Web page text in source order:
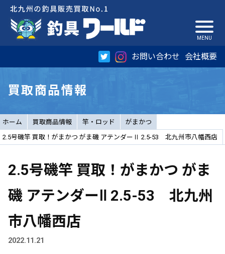
お問い合わせ 会社概要
買取商品情報
ホーム 買取商品情報 竿・ロッド
がまかつ
2.5号磯竿 買取！がまかつ がま磯 アテンダーⅡ 2.5-53 北九州市八幡西店
2.5号磯竿 買取！がまかつ がま
磯 アテンダーⅡ 2.5-53 北九州
市八幡西店
2022.11.21